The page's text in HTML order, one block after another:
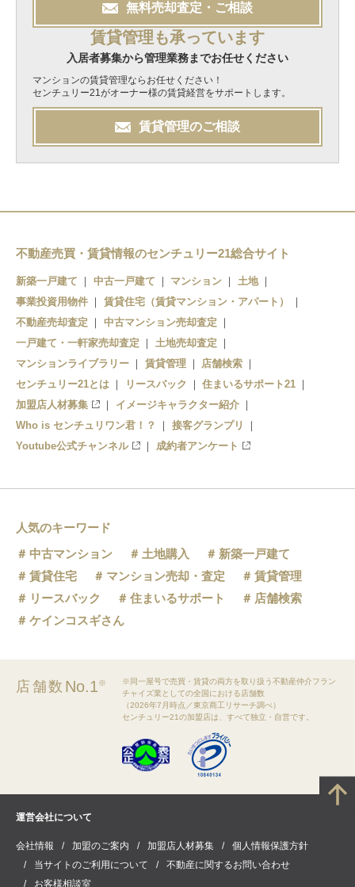
無料売却査定・ご相談
賃貸管理も承っています
入居者募集から管理業務までお任せください
マンションの賃貸管理ならお任せください！
センチュリー21がオーナー様の賃貸経営をサポートします。
賃貸管理のご相談
不動産売買・賃貸情報のセンチュリー21総合サイト
新築一戸建て 中古一戸建て マンション
土地
事業投資用物件
賃貸住宅（賃貸マンション・アパート）
不動産売却査定
中古マンション売却査定
一戸建て・一軒家売却査定
土地売却査定
マンションライブラリー
賃貸管理
店舗検索
センチュリー21とは
リースバック
住まいるサポート21
加盟店人材募集
イメージキャラクター紹介
Who is センチュリワン君！？
接客グランプリ
Youtube公式チャンネル
成約者アンケート
人気のキーワード
中古マンション
土地購入
新築一戸建て
賃貸住宅
マンション売却・査定
賃貸管理
リースバック
住まいるサポート
店舗検索
ケインコスギさん
店舗数 No.1※
※同一屋号で売買・賃貸の両方を取り扱う不動産仲介フラン
チャイズ業としての全国における店舗数
（2026年7月時点／東京商工リサーチ調べ）
センチュリー21の加盟店は、すべて独立・自営です。
運営会社について
会社情報 加盟のご案内 加盟店人材募集
個人情報保護方針
当サイトのご利用について
不動産に関するお問い合わせ
お客様相談室